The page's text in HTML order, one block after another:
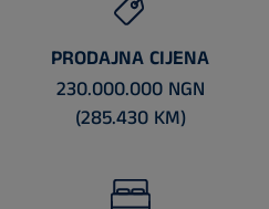
PRODAJNA CIJENA
230.000.000 NGN
(285.430 KM)